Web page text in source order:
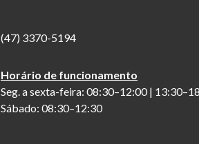
(47) 3370-5194
Horário de funcionamento
Seg. a sexta-feira: 08:30–12:00 |
Sábado: 08:30–12:30